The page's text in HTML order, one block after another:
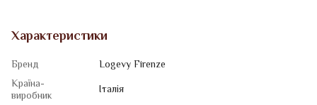
Характеристики
Бренд
Logevy Firenze
Країна-
виробник
Італія